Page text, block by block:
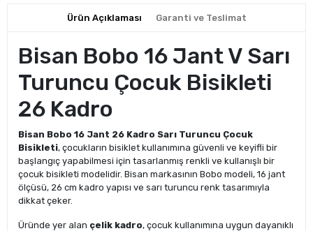
Ürün Açıklaması Garanti ve Teslimat
Bisan Bobo 16 Jant V Sarı
Turuncu Çocuk Bisikleti
26 Kadro
Bisan Bobo 16 Jant 26 Kadro Sarı Turuncu Çocuk
Bisikleti, çocukların bisiklet kullanımına güvenli ve keyifli bir
başlangıç yapabilmesi için tasarlanmış renkli ve kullanışlı bir
çocuk bisikleti modelidir. Bisan markasının Bobo modeli, 16 jant
ölçüsü, 26 cm kadro yapısı ve sarı turuncu renk tasarımıyla
dikkat çeker.
Üründe yer alan çelik kadro, çocuk kullanımına uygun dayanıklı